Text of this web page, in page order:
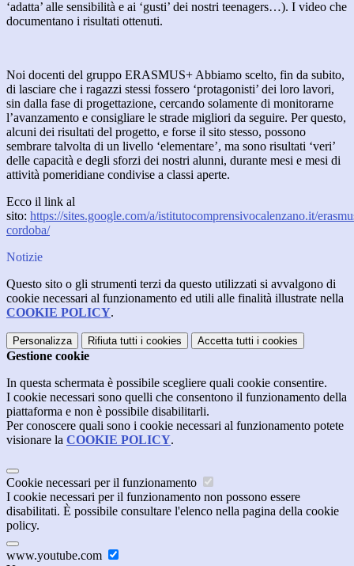
‘adatta’ alle sensibilità e ai ‘gusti’ dei nostri teenagers…). I video che
documentano i risultati ottenuti.
Noi docenti del gruppo ERASMUS+ Abbiamo scelto, fin da subito,
di lasciare che i ragazzi stessi fossero ‘protagonisti’ dei loro lavori,
sin dalla fase di progettazione, cercando solamente di monitorarne
l’avanzamento e consigliare le strade migliori da seguire. Per questo,
alcuni dei risultati del progetto, e forse il sito stesso, possono
sembrare talvolta di un livello ‘elementare’, ma sono risultati ‘veri’
delle capacità e degli sforzi dei nostri alunni, durante mesi e mesi di
attività pomeridiane condivise a classi aperte.
Ecco il link al
sito: https://sites.google.com/a/istitutocomprensivocalenzano.it/
cordoba/
Notizie
Questo sito o gli strumenti terzi da questo utilizzati si avvalgono di
cookie necessari al funzionamento ed utili alle finalità illustrate nella
COOKIE POLICY.
Personalizza Rifiuta tutti i cookies Accetta tutti i cookies
Gestione cookie
In questa schermata è possibile scegliere quali cookie consentire.
I cookie necessari sono quelli che consentono il funzionamento della
piattaforma e non è possibile disabilitarli.
Per conoscere quali sono i cookie necessari al funzionamento potete
visionare la COOKIE POLICY.
Cookie necessari per il funzionamento
I cookie necessari per il funzionamento non possono essere
disabilitati. È possibile consultare l'elenco nella pagina della cookie
policy.
www.youtube.com